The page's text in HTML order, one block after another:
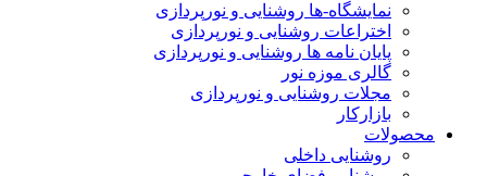
نمایشگاه-ها روشنایی و نورپردازی
اختراعات روشنایی و نورپردازی
پایان نامه ها روشنایی و نورپردازی
گالری موزه نور
مجلات روشنایی و نورپردازی
بازارکار
محصولات
روشنایی داخلی